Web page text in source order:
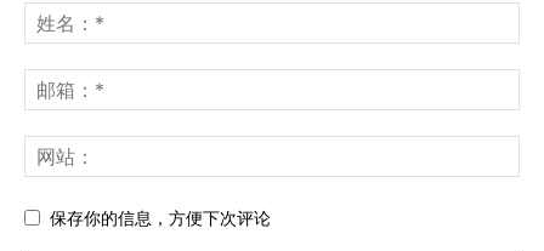
保存你的信息，方便下次评论